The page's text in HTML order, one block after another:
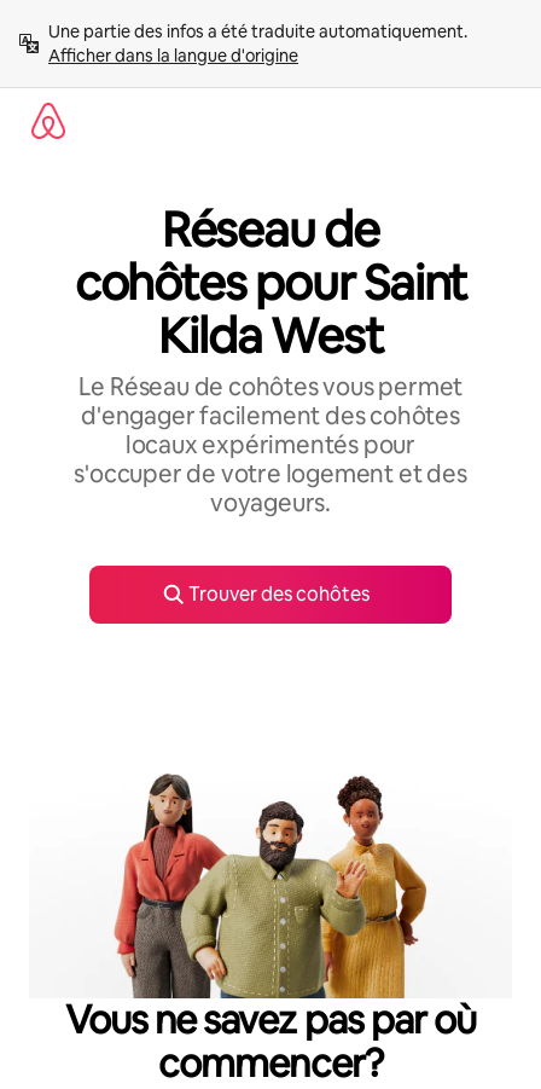
directement
contenu
Afficher dans la langue d'origine
Réseau de
cohôtes pour Saint
Kilda West
Le Réseau de cohôtes vous permet
d'engager facilement des cohôtes
locaux expérimentés pour
s'occuper de votre logement et des
voyageurs.
Trouver des cohôtes
Vous ne savez pas par où
commencer?